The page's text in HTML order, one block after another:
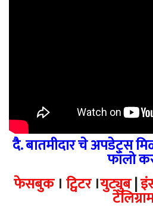
दै. बातमीदार चे अपडेट्स
फॉलो
फेसबुक। ट्विटर।युट्युब|